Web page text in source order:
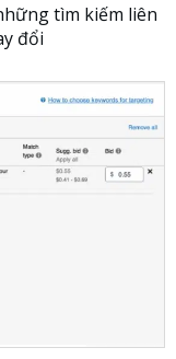
tìm kiếm liên
đổi